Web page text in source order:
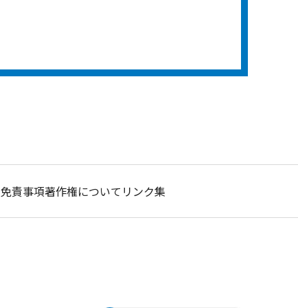
免責事項著作権について リンク集